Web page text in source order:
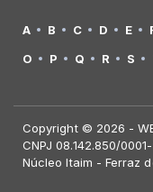
A B C D E
O
P Q R S
Copyright © 2026 -
CNPJ 08.142.850/
Núcleo Itaim - Ferraz